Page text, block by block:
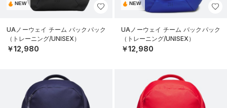
NEW
UAノーウェイ チーム バックパック
（トレーニング/UNISEX）
￥12,980
NEW
UAノーウェイ チーム バックパック
（トレーニング/UNISEX）
￥12,980